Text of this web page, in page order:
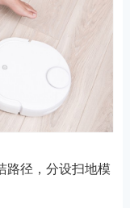
路径，分设扫地模